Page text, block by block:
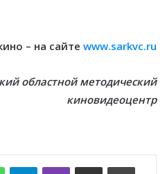
– на сайте www.sarkvc.ru
областной методический
киновидеоцентр
WhatsApp Telegram